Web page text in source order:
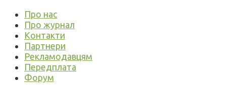
Про нас
Про журнал
Контакти
Партнери
Рекламодавцям
Передплата
Форум